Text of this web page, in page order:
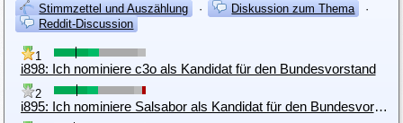
Stimmzettel und Auszählung
· Diskussion zum Thema
·
Reddit-Discussion
1
i898: Ich nominiere c3o als Kandidat für den Bundesvorstand
2
i895: Ich nominiere Salsabor als Kandidat für den Bundesvorstand